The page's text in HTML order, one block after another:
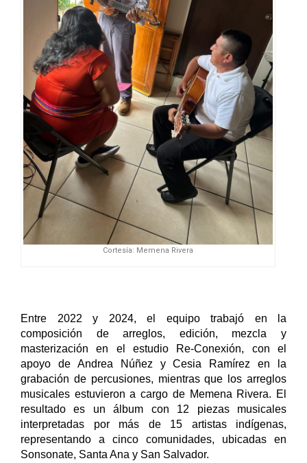
Cortesía: Memena Rivera
Entre 2022 y 2024, el equipo trabajó en la
composición de arreglos, edición, mezcla y
masterización en el estudio Re-Conexión, con el
apoyo de Andrea Núñez y Cesia Ramírez en la
grabación de percusiones, mientras que los arreglos
musicales estuvieron a cargo de Memena Rivera. El
resultado es un álbum con 12 piezas musicales
interpretadas por más de 15 artistas indígenas,
representando a cinco comunidades, ubicadas en
Sonsonate, Santa Ana y San Salvador.